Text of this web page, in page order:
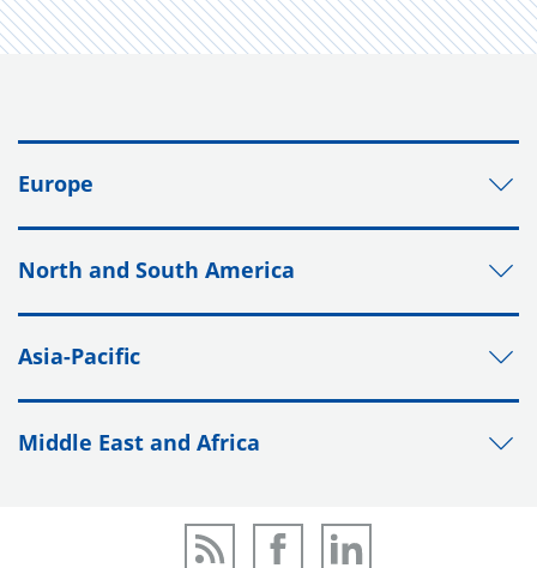
Europe
North and South America
Asia-Pacific
Middle East and Africa